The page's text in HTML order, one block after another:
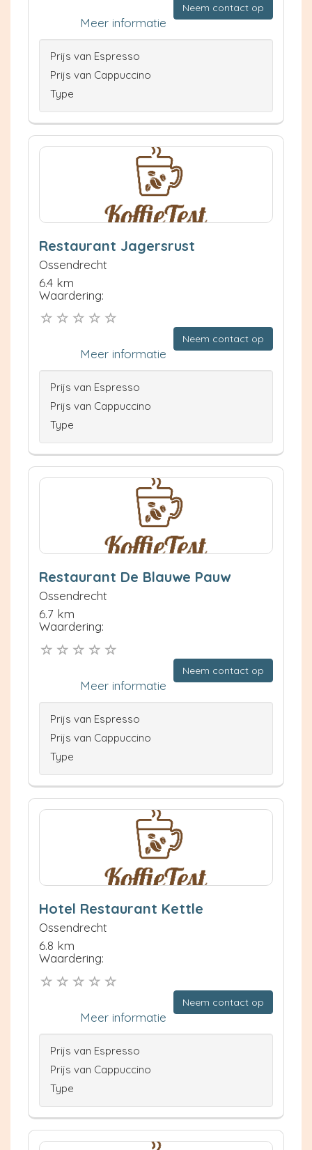
Neem contact op
Meer informatie
Prijs van Espresso
Prijs van Cappuccino
Type
Restaurant Jagersrust
Ossendrecht
6.4 km
Waardering:
Neem contact op
Meer informatie
Prijs van Espresso
Prijs van Cappuccino
Type
Restaurant De Blauwe Pauw
Ossendrecht
6.7 km
Waardering:
Neem contact op
Meer informatie
Prijs van Espresso
Prijs van Cappuccino
Type
Hotel Restaurant Kettle
Ossendrecht
6.8 km
Waardering:
Neem contact op
Meer informatie
Prijs van Espresso
Prijs van Cappuccino
Type